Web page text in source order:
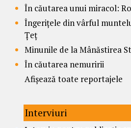
În căutarea unui miracol:
Îngerițele din vârful
Țeț
Minunile de la Mânăstirea
În căutarea nemuririi
Afișează toate reportajele
Interviuri